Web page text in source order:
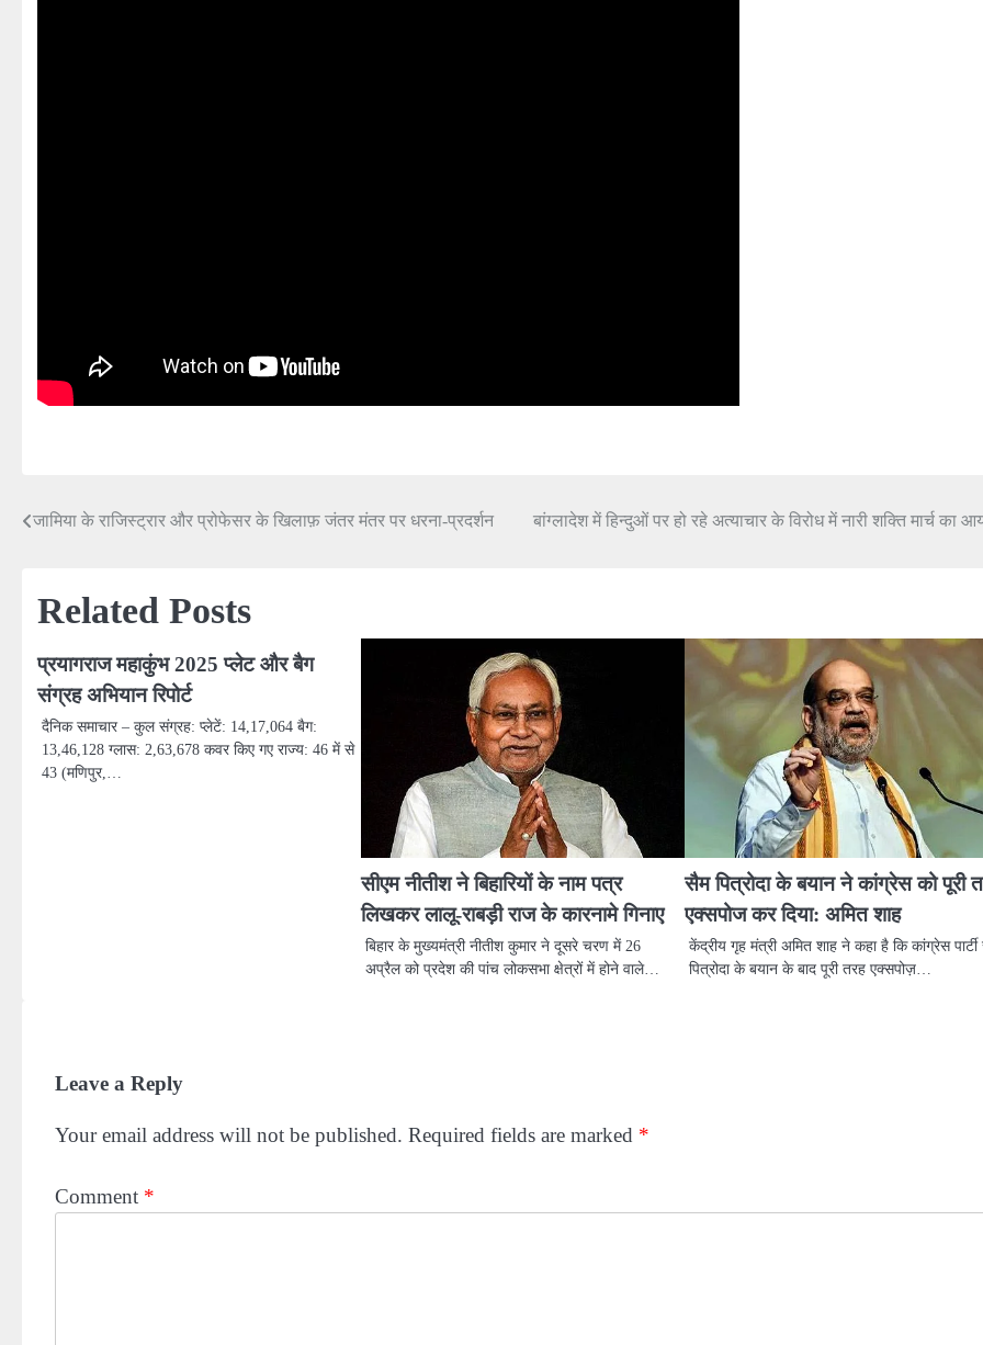
Post
जामिया के राजिस्ट्रार और प्रोफेसर के खिलाफ़ जंतर मंतर पर धरना-प्रदर्शन बांग्लादेश में हिन्दुओं पर हो रहे अत्याचार के विरोध में नारी शक्ति मार्च का
Related Posts
प्रयागराज महाकुंभ 2025 प्लेट और बैग
संग्रह अभियान रिपोर्ट
दैनिक समाचार – कुल संग्रह: प्लेटें: 14,17,064 बैग:
13,46,128 ग्लास: 2,63,678 कवर किए गए राज्य: 46 में से
43 (मणिपुर,…
सीएम नीतीश ने बिहारियों के नाम पत्र
लिखकर लालू-राबड़ी राज के कारनामे गिनाए
बिहार के मुख्यमंत्री नीतीश कुमार ने दूसरे चरण में 26
अप्रैल को प्रदेश की पांच लोकसभा क्षेत्रों में होने वाले…
सैम पित्रोदा के बयान ने कांग्रेस को पूरी
एक्सपोज कर दिया: अमित शाह
केंद्रीय गृह मंत्री अमित शाह ने कहा है कि कांग्रेस
पित्रोदा के बयान के बाद पूरी तरह एक्सपोज़…
Leave a Reply
Your email address will not be published. Required fields are marked *
Comment *